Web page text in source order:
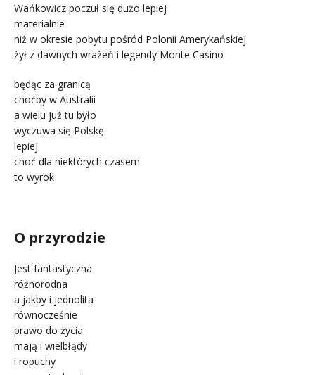
Wańkowicz poczuł się dużo lepiej
materialnie
niż w okresie pobytu pośród Polonii Amerykańskiej
żył z dawnych wrażeń i legendy Monte Casino
będąc za granicą
choćby w Australii
a wielu już tu było
wyczuwa się Polskę
lepiej
choć dla niektórych czasem
to wyrok
O przyrodzie
Jest fantastyczna
różnorodna
a jakby i jednolita
równocześnie
prawo do życia
mają i wielbłądy
i ropuchy